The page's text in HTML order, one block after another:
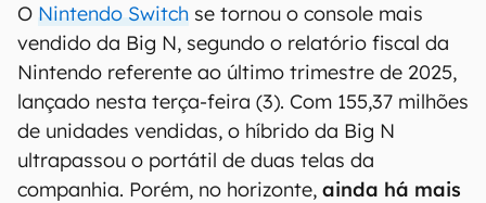
O Nintendo Switch se tornou o console mais
vendido da Big N, segundo o relatório fiscal da
Nintendo referente ao último trimestre de 2025,
lançado nesta terça-feira (3). Com 155,37 milhões
de unidades vendidas, o híbrido da Big N
ultrapassou o portátil de duas telas da
companhia. Porém, no horizonte, ainda há mais